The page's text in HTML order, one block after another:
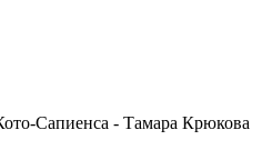
Сапиенса - Тамара Крюкова